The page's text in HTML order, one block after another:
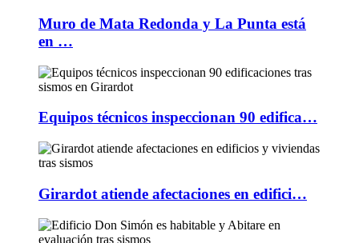
Muro de Mata Redonda y La Punta está
en …
Equipos técnicos inspeccionan 90 edifica…
Girardot atiende afectaciones en edifici…